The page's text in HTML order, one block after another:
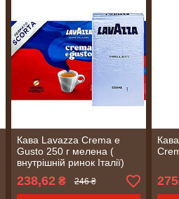
Кава Lavazza Crema e
Gusto 250 г мелена (
внутрішній ринок Італії)
238,62₴ 246 ₴